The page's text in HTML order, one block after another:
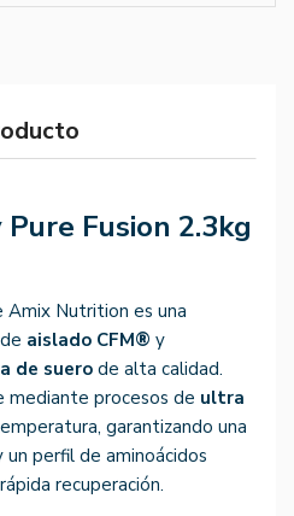
Fusion 2.3kg
Amix Nutrition es una
aislado CFM® y
de suerode alta calidad.
procesos de ultra
garantizando una
perfil de aminoácidos
recuperación.